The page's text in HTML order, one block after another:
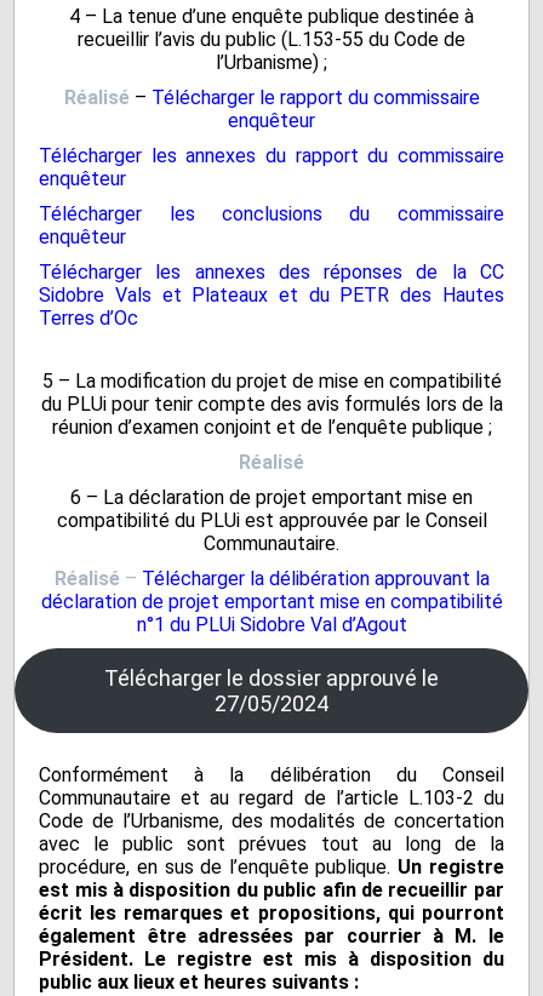
4 – La tenue d’une enquête publique destinée à
recueillir l’avis du public (L.153-55 du Code de
l’Urbanisme) ;
Réalisé – Télécharger le rapport du commissaire
enquêteur
Télécharger les annexes du rapport du commissaire
enquêteur
Télécharger les conclusions du commissaire
enquêteur
Télécharger les annexes des réponses de la CC
Sidobre Vals et Plateaux et du PETR des Hautes
Terres d’Oc
5 – La modification du projet de mise en compatibilité
du PLUi pour tenir compte des avis formulés lors de la
réunion d’examen conjoint et de l’enquête publique ;
Réalisé
6 – La déclaration de projet emportant mise en
compatibilité du PLUi est approuvée par le Conseil
Communautaire.
Réalisé – Télécharger la délibération approuvant la
déclaration de projet emportant mise en compatibilité
n°1 du PLUi Sidobre Val d’Agout
Télécharger le dossier approuvé le
27/05/2024
Conformément à la délibération du Conseil
Communautaire et au regard de l’article L.103-2 du
Code de l’Urbanisme, des modalités de concertation
avec le public sont prévues tout au long de la
procédure, en sus de l’enquête publique. Un registre
est mis à disposition du public afin de recueillir par
écrit les remarques et propositions, qui pourront
également être adressées par courrier à M. le
Président. Le registre est mis à disposition du
public aux lieux et heures suivants :